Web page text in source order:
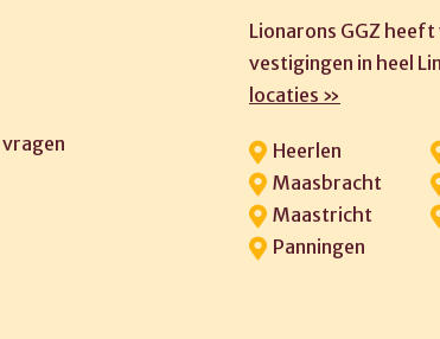
Lionarons GGZ
vestigingen in heel
locaties »
Heerlen
Maasbracht
Maastricht
Panningen